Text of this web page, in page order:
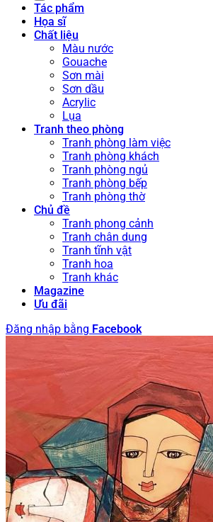
Tác phẩm
Họa sĩ
Chất liệu
Màu nước
Gouache
Sơn mài
Sơn dầu
Acrylic
Lụa
Tranh theo phòng
Tranh phòng làm việc
Tranh phòng khách
Tranh phòng ngủ
Tranh phòng bếp
Tranh phòng thờ
Chủ đề
Tranh phong cảnh
Tranh chân dung
Tranh tĩnh vật
Tranh hoa
Tranh khác
Magazine
Ưu đãi
Đăng nhập bằng Facebook